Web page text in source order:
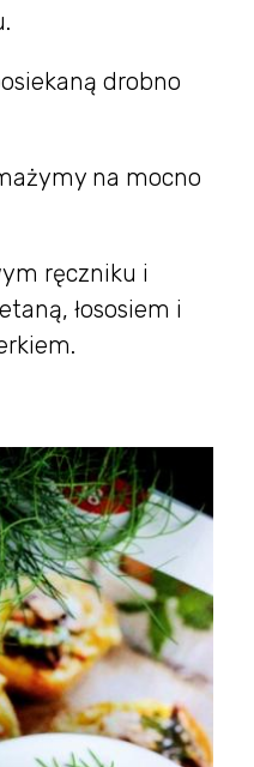
drobno
na mocno
ręczniku i
łososiem i